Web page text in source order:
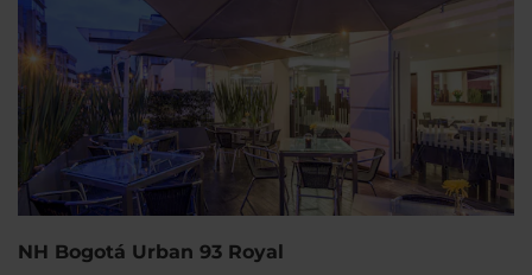
NH Bogotá Urban 93 Royal